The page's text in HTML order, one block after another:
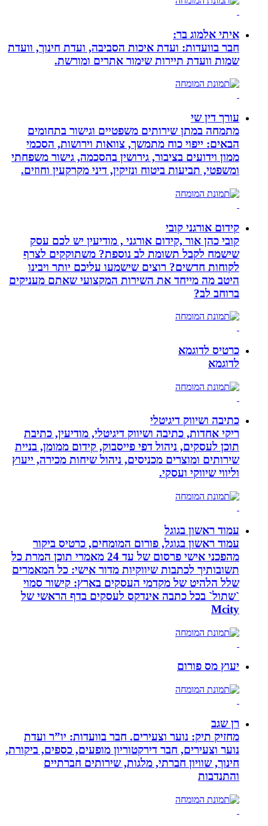
איתי אלמוג בר:
חבר בוועדות: ועדת איכות הסביבה, ועדת חינוך, וועדת
שמות וועדת תיירות שימור אתרים ומורשת.
עורך דין שי
מתמחה במתן שירותים משפטיים וגישור בתחומים
הבאים: ייפוי כוח מתמשך, צוואות וירושות, הסכמי
ממון וידועים בציבור, גירושין בהסכמה, גישור משפחתי
ומשפטי, תביעות ביטוח ונזיקין, דיני מקרקעין וחוזים.
קידום אורגני קובי
קובי כהן אור ,קידום אורגני , מודיעין יש לכם עסק
שישמח לקבל תשומת לב נוספת? משתוקקים לצרף
לקוחות חדשים? רוצים שישמעו עליכם יותר ויבינו
היטב מה מייחד את השירות המקצועי שאתם מעניקים
ברוחב לב?
כרטיס לדוגמא
לדוגמא
כתיבה ושיווק דיגיטלי
ריקי אחדות, כתיבה ושיווק דיגיטלי, מודיעין, כתיבת
תוכן לעסקים, ניהול דפי פייסבוק, קידום ממומן, בניית
שירותים ומוצרים מכניסים, ניהול שיחות מכירה, ייעוץ
וליווי שיווקי ועסקי.
עמוד ראשון בגוגל
עמוד ראשון בגוגל, פורום המומחים, כרטיס ביקור
מהפכני אישי פרסום של עד 24 מאמרי תוכן המרת כל
תשובותיך לכתבות שיווקיות מדור אישי: כל המאמרים
שלל הלהיט של מקדמי העסקים בארץ: קישור סמוי
`שתול` בכל כתבה אינדקס לעסקים בדף הראשי של
Mcity
יעוץ מס פורום
רן שגב
מחזיק תיק: נוער וצעירים. חבר בוועדות: יו”ר ועדת
נוער וצעירים, חבר דירקטוריון מופעים, כספים, ביקורת,
חינוך, שוויון חברתי, מלגות, שירותים חברתיים
והתנדבות